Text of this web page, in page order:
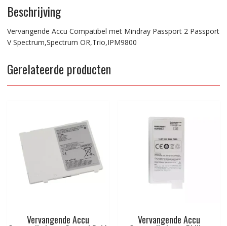
Beschrijving
Vervangende Accu Compatibel met Mindray Passport 2 Passport
V Spectrum,Spectrum OR,Trio,IPM9800
Gerelateerde producten
Vervangende Accu Vervangende Accu